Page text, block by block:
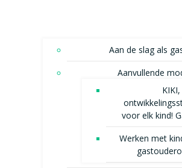
Aan de slag als
Aanvullende
KIKI,
voor elk kind!
Werken met